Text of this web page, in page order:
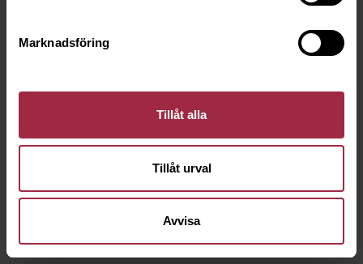
Marknadsföring
Tillåt alla
Tillåt urval
Avvisa